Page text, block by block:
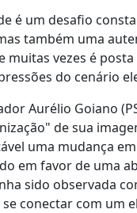
é um desafio
também uma
muitas vezes é
do cenário
Aurélio Goiano
de sua
uma mudança
em favor de uma
sido observada
conectar com um